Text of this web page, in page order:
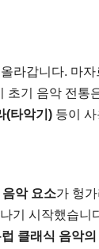
라갑니다. 마
초기 음악 전통
(타악기) 등이
악 요소가 헝
기 시작했습니
클래식 음악